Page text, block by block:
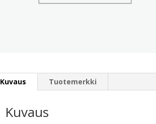
Kuvaus Tuotemerkki
Kuvaus